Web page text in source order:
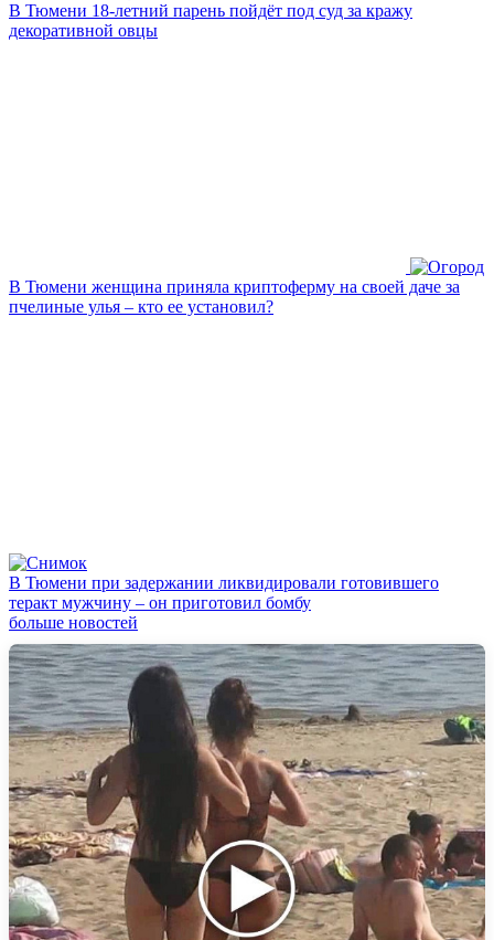
В Тюмени 18‑летний парень пойдёт под суд за кражу
декоративной овцы
В Тюмени женщина приняла криптоферму на своей даче за
пчелиные улья – кто ее установил?
В Тюмени при задержании ликвидировали готовившего
теракт мужчину – он приготовил бомбу
больше новостей